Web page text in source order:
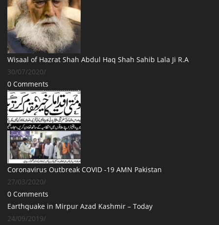
Wisaal of Hazrat Shah Abdul Haq Shah Sahib Lala Ji R.A
30/07/2020/
0 Comments
Coronavirus Outbreak COVID -19 AMN Pakistan
27/03/2020/
0 Comments
Earthquake in Mirpur Azad Kashmir – Today
24/09/2019/